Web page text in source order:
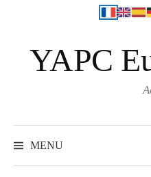
o
c
YAPC
MENU